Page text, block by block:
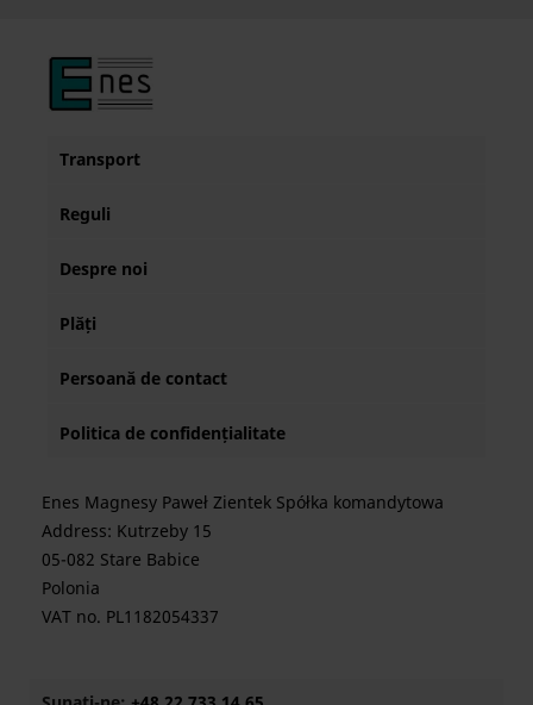
Transport
Reguli
Despre noi
Plăți
Persoană de contact
Politica de confidențialitate
Enes Magnesy Paweł Zientek Spółka komandytowa
Address: Kutrzeby 15
05-082 Stare Babice
Polonia
VAT no. PL1182054337